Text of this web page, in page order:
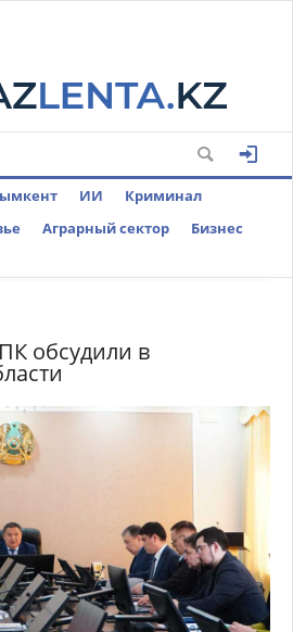
ИИ
Криминал
Аграрный сектор
Бизнес
обсудили в